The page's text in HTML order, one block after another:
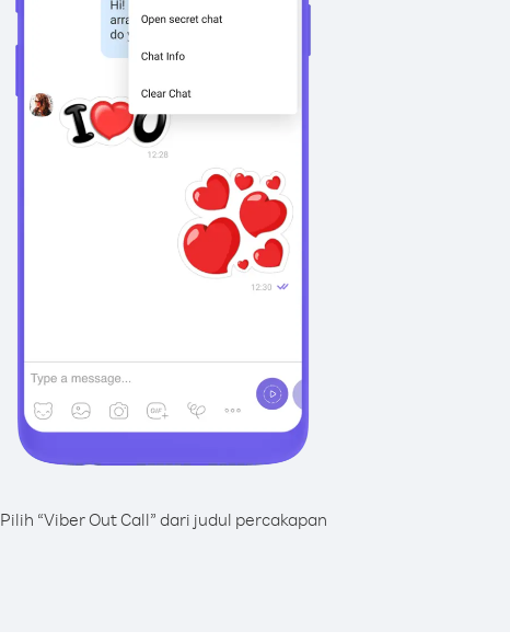
Pilih “Viber Out Call” dari judul percakapan